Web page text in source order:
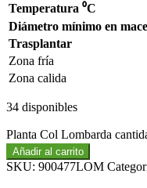
Temperatura ⁰C
Diámetro mínimo en
Trasplantar
Zona fría
Zona calida
34 disponibles
Planta Col Lombarda
Añadir al carrito
SKU: 900477LOM